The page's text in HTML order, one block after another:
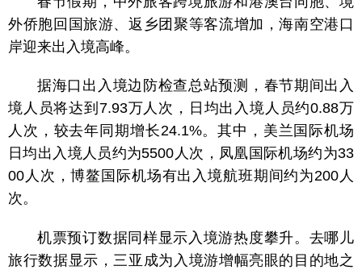
外侨胞回国旅游、返乡团聚等客流增加，海南空港口
岸迎来出入境高峰。
据海口出入境边防检查总站预测，春节期间出入
境人员将达到7.93万人次，日均出入境人员约0.88万
人次，较去年同期增长24.1%。其中，美兰国际机场
日均出入境人员约为5500人次，凤凰国际机场约为33
00人次，博鳌国际机场有出入境航班期间约为200人
次。
机票预订数据同样显示入境游热度攀升。去哪儿
旅行数据显示，三亚成为入境游增幅亮眼的目的地之